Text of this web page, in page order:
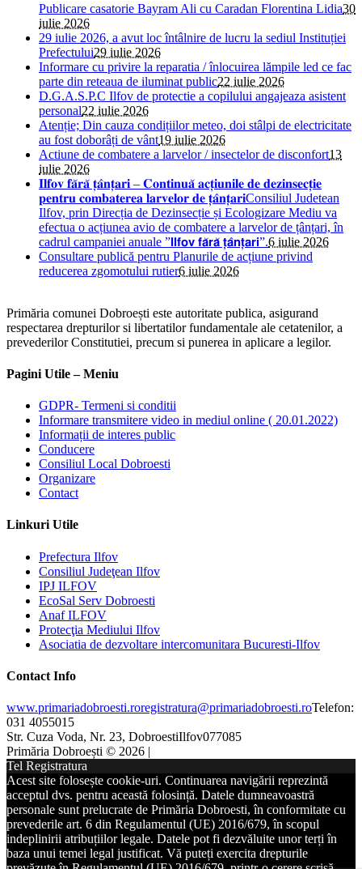
Publicare casatorie Bayram Ali cu Caradan Florentina Lidia30
iulie 2026
29 iulie 2026, a avut loc întâlnire de lucru la sediul Instituției
Prefectului29 iulie 2026
Informare cu privire la reparatia / înlocuirea lămpile led ce fac
parte din reteaua de iluminat public22 iulie 2026
D.G.A.S.P.C Ilfov de protectie a copilului angajeaza asistent
personal22 iulie 2026
Atenție; Din cauza condițiilor meteo, doi stâlpi de electricitate
au fost doborâți de vânt19 iulie 2026
Actiune de combatere a larvelor / insectelor de disconfort13
iulie 2026
𝐈𝐥𝐟𝐨𝐯 𝐟𝐚̆𝐫𝐚̆ 𝐭̦𝐚̂𝐧𝐭̦𝐚𝐫𝐢 – 𝐂𝐨𝐧𝐭𝐢𝐧𝐮𝐚̆ 𝐚𝐜𝐭̦𝐢𝐮𝐧𝐢𝐥𝐞 𝐝𝐞 𝐝𝐞𝐳𝐢𝐧𝐬𝐞𝐜𝐭̦𝐢𝐞
𝐩𝐞𝐧𝐭𝐫𝐮 𝐜𝐨𝐦𝐛𝐚𝐭𝐞𝐫𝐞𝐚 𝐥𝐚𝐫𝐯𝐞𝐥𝐨𝐫 𝐝𝐞 𝐭̦𝐚̂𝐧𝐭̦𝐚𝐫𝐢Consiliul Judetean
Ilfov, prin Direcția de Dezinsecție și Ecologizare Mediu va
efectua o acțiunea avio de combatere a larvelor de țânțari, în
cadrul campaniei anuale ”𝗜𝗹𝗳𝗼𝘃 𝗳𝗮̆𝗿𝗮̆ 𝘁̦𝗮̂𝗻𝘁̦𝗮𝗿𝗶”.6 iulie 2026
Consultare publică pentru Planurile de acțiune privind
reducerea zgomotului rutier6 iulie 2026
Primăria comunei Dobroești este autoritate publica, asigurand
respectarea drepturilor si libertatilor fundamentale ale cetatenilor, a
prevederilor Constitutiei, precum si punerea in aplicare a legilor.
Pagini Utile – Meniu
GDPR- Termeni si conditii
Informare transmitere video in mediul online ( 20.01.2022)
Informații de interes public
Conducere
Consiliul Local Dobroesti
Organizare
Contact
Linkuri Utile
Prefectura Ilfov
Consiliul Judeţean Ilfov
IPJ ILFOV
EcoSal Serv Dobroesti
Anaf ILFOV
Protecţia Mediului Ilfov
Asociatia de dezvoltare intercomunitara Bucuresti-Ilfov
Contact Info
www.primariadobroesti.roregistratura@primariadobroesti.roTelefon:
031 4055015
Str. Cuza Voda, Nr. 23, DobroestiIlfov077085
Primăria Dobroești © 2026 |
Tel Registratura
Acest site folosește cookie-uri. Continuarea navigării reprezintă
acceptul dvs. pentru această folosință. Datele dumneavoastră
personale sunt prelucrate de Primăria Dobroesti, în conformitate cu
prevederile art. 6 din Regulamentul (UE) 2016/679, în scopul
indeplinirii atribuțiilor legale. Datele pot fi dezvăluite unor terți în
baza unui temei legal justificat. Vă puteți exercita drepturile